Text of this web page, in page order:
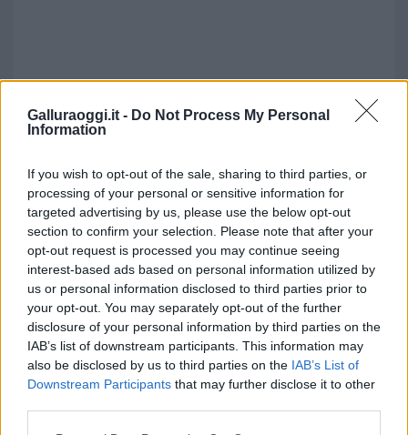
Galluraoggi.it - Do Not Process My Personal
Information
If you wish to opt-out of the sale, sharing to third parties, or
processing of your personal or sensitive information for
targeted advertising by us, please use the below opt-out
section to confirm your selection. Please note that after your
opt-out request is processed you may continue seeing
interest-based ads based on personal information utilized by
us or personal information disclosed to third parties prior to
your opt-out. You may separately opt-out of the further
disclosure of your personal information by third parties on the
IAB’s list of downstream participants. This information may
also be disclosed by us to third parties on the IAB’s List of
Downstream Participants that may further disclose it to other
Vuoi rimuovere le pubblicità nazionali?
Puoi abbonarti asoli € 1,10 al mese
cliccandoqui
Sei già abbonato?
Puoi effettuare l'accesso andando nella